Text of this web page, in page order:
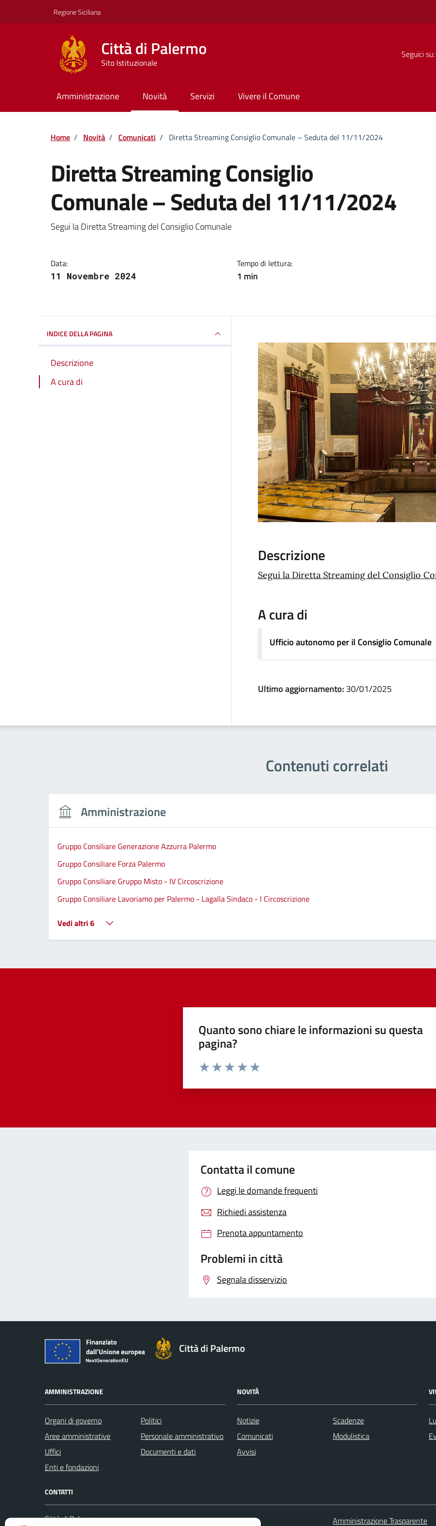
Regione Siciliana
Città di Palermo
Sito Istituzionale
Seguici su:
Amministrazione Novità Servizi Vivere il Comune
Home / Novità / Comunicati / Diretta Streaming Consiglio Comunale – Seduta del 11/11/2024
Diretta Streaming Consiglio
Comunale – Seduta del 11/11/2024
Dettagli della notizia
Segui la Diretta Streaming del Consiglio Comunale
Data:
11 Novembre 2024
Tempo di lettura:
1 min
INDICE DELLA PAGINA
Descrizione
A cura di
Descrizione
Segui la Diretta Streaming del Consiglio
A cura di
Ufficio autonomo per il Consiglio Comunale
Ultimo aggiornamento:30/01/2025
Contenuti correlati
Amministrazione
Gruppo Consiliare Generazione Azzurra Palermo
Gruppo Consiliare Forza Palermo
Gruppo Consiliare Gruppo Misto - IV Circoscrizione
Gruppo Consiliare Lavoriamo per Palermo - Lagalla Sindaco - I Circoscrizione
Vedi altri 6
Quanto sono chiare le informazioni su questa
pagina?
Contatta il comune
Leggi le domande frequenti
Richiedi assistenza
Prenota appuntamento
Problemi in città
Segnala disservizio
Città di Palermo
AMMINISTRAZIONE
Organi di governo
Aree amministrative
Uffici
Enti e fondazioni
Politici
Personale amministrativo
Documenti e dati
NOVITÀ
Notizie
Comunicati
Avvisi
Scadenze
Modulistica
CONTATTI
Città di Palermo
Leggi le FAQ Amministrazione Trasparente